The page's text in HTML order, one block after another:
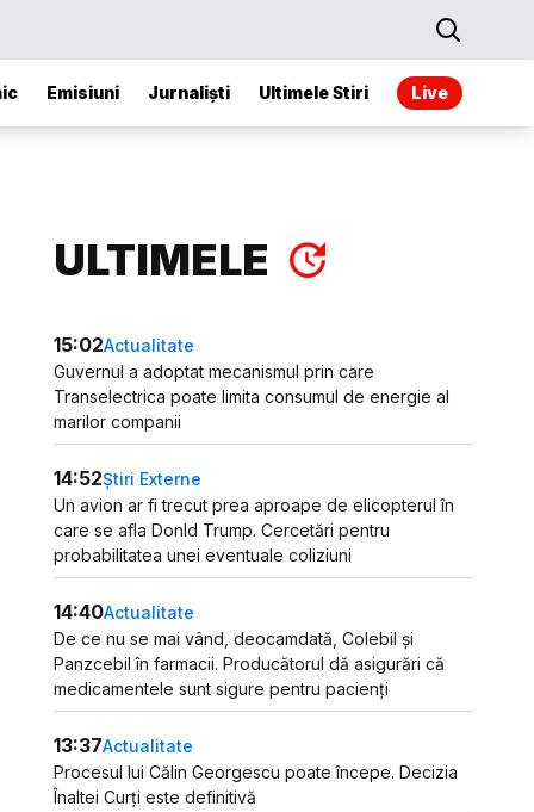
Emisiuni Jurnaliști Ultimele Stiri Live
ULTIMELE
15:02Actualitate
Guvernul a adoptat mecanismul prin care
Transelectrica poate limita consumul de energie al
marilor companii
14:52Știri Externe
Un avion ar fi trecut prea aproape de elicopterul în
care se afla Donld Trump. Cercetări pentru
probabilitatea unei eventuale coliziuni
14:40Actualitate
De ce nu se mai vând, deocamdată, Colebil și
Panzcebil în farmacii. Producătorul dă asigurări că
medicamentele sunt sigure pentru pacienți
13:37Actualitate
Procesul lui Călin Georgescu poate începe. Decizia
Înaltei Curți este definitivă